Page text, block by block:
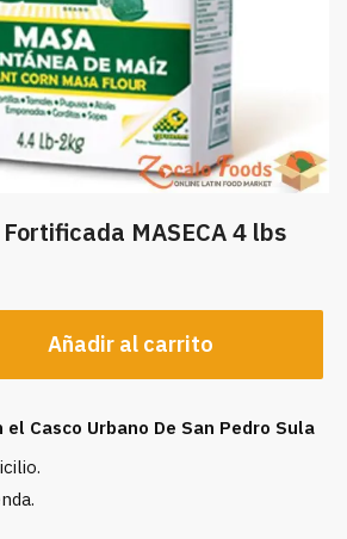
MASECA 4 lbs
Añadir al carrito
el Casco Urbano De San Pedro Sula